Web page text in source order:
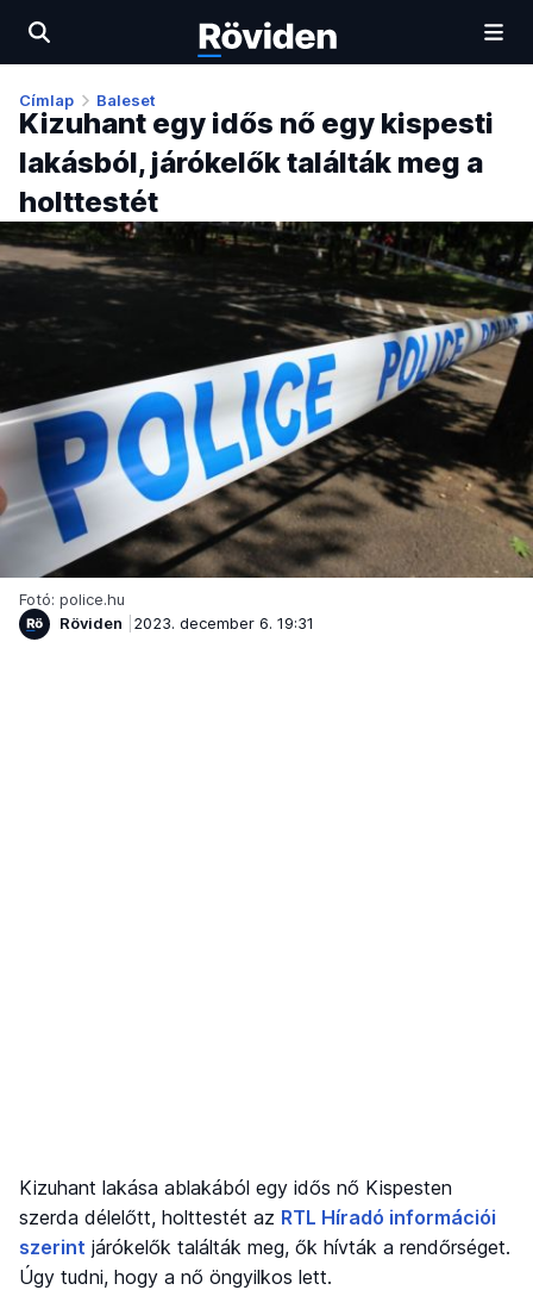
Címlap Baleset
Kizuhant egy idős nő egy kispesti
lakásból, járókelők találták meg a
holttestét
Fotó: police.hu
Röviden
2023. december 6. 19:31
Kizuhant lakása ablakából egy idős nő Kispesten
szerda délelőtt, holttestét az RTL Híradó információi
szerint járókelők találták meg, ők hívták a rendőrséget.
Úgy tudni, hogy a nő öngyilkos lett.